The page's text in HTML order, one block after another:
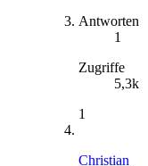
Antworten
1
Zugriffe
5,3k
1
Christian